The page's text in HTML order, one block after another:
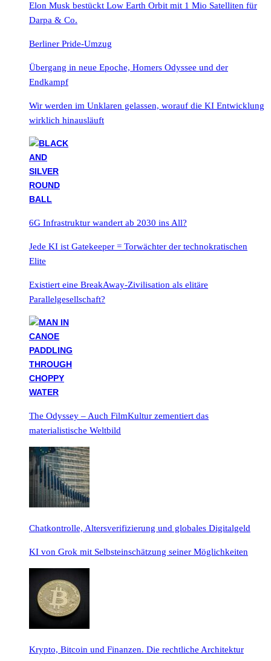
Elon Musk bestückt Low Earth Orbit mit 1 Mio Satelliten für
Darpa & Co.
Berliner Pride-Umzug
Übergang in neue Epoche, Homers Odyssee und der
Endkampf
Wir werden im Unklaren gelassen, worauf die KI Entwicklung
wirklich hinausläuft
6G Infrastruktur wandert ab 2030 ins All?
Jede KI ist Gatekeeper = Torwächter der technokratischen
Elite
Existiert eine BreakAway-Zivilisation als elitäre
Parallelgesellschaft?
The Odyssey – Auch FilmKultur zementiert das
materialistische Weltbild
Chatkontrolle, Altersverifizierung und globales Digitalgeld
KI von Grok mit Selbsteinschätzung seiner Möglichkeiten
Krypto, Bitcoin und Finanzen. Die rechtliche Architektur